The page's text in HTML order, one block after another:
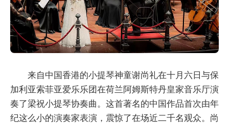
来自中国香港的小提琴神童谢尚礼在十月六日与保
加利亚索菲亚爱乐乐团在荷兰阿姆斯特丹皇家音乐厅演
奏了梁祝小提琴协奏曲。这首著名的中国作品首次由年
纪这么小的演奏家表演，震惊了在场近二千名观众。尚